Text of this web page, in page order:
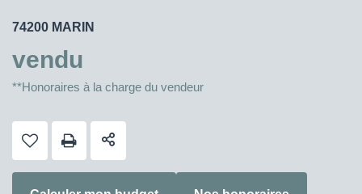
74200 MARIN
vendu
**Honoraires à la charge du vendeur